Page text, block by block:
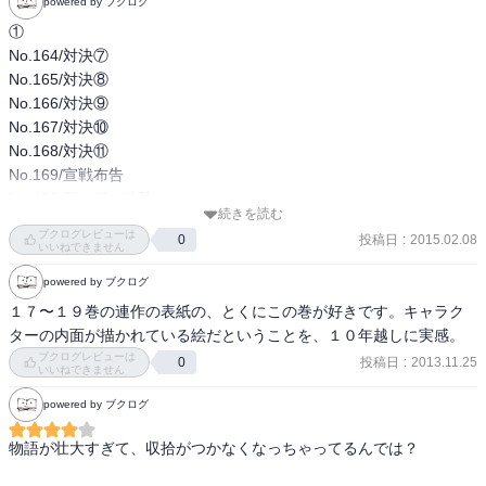
①
No.164/対決⑦
No.165/対決⑧
No.166/対決⑨
No.167/対決⑩
No.168/対決⑪
No.169/宣戦布告
No.171/三つ巴の攻防②
No.172/三つ巴の攻防③
No.173/三つ巴の攻防④
No.174/三つ巴の攻防⑤
No.175/三つ巴の攻防⑥
②
③
続きを読む
ブクログレビューは
いいねできません
0 投稿日 : 2015.02.08
powered by ブクログ
１７〜１９巻の連作の表紙の、とくにこの巻が好きです。キャラク
ターの内面が描かれている絵だということを、１０年越しに実感。
ブクログレビューは
いいねできません
0 投稿日 : 2013.11.25
powered by ブクログ
物語が壮大すぎて、収拾がつかなくなっちゃってるんでは？